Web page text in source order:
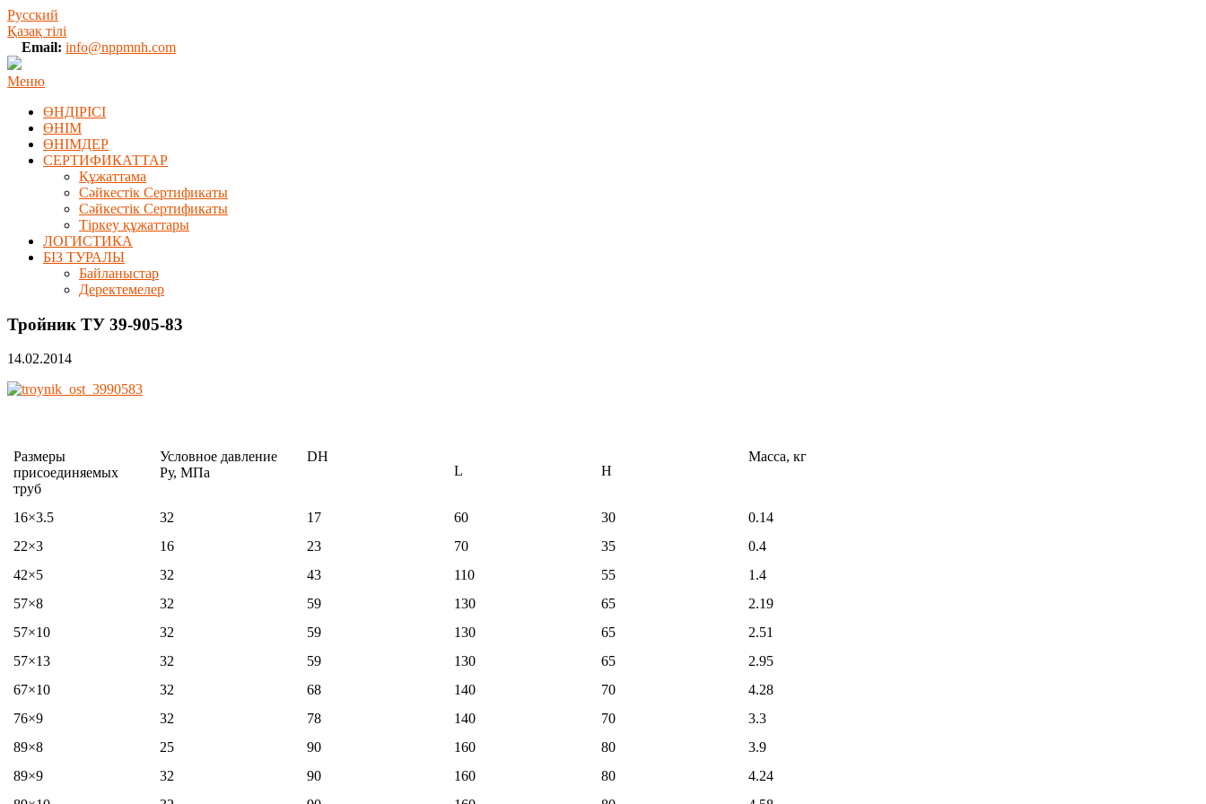
Русский
Қазақ тілі
Email: info@nppmnh.com
Меню
ӨНДІРІСІ
ӨНІМ
ӨHIМДЕР
СЕРТИФИКАТТАР
Құжаттама
Сәйкестік Сертификаты
Сәйкестік Сертификаты
Тіркеу құжаттары
ЛОГИСТИКА
БІЗ ТУРАЛЫ
Байланыстар
Деректемелер
Тройник ТУ 39-905-83
14.02.2014
Размеры
присоединяемых
труб
Условное давление
Ру, МПа
DH
L
H
Масса, кг
16×3.5 32 17 60 30
0.14
22×3
16 23 70 35
0.4
42×5
32 43 110 55
1.4
57×8
32 59 130 65
2.19
57×10
32 59 130 65
2.51
57×13
32 59 130 65
2.95
67×10
32 68 140 70
4.28
76×9
32 78 140 70
3.3
89×8
25 90 160 80
3.9
89×9
32 90 160 80
4.24